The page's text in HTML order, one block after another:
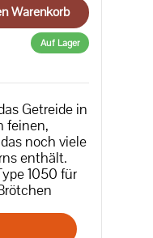
Warenkorb
Auf Lager
Getreide in
feinen,
noch viele
enthält.
1050 für